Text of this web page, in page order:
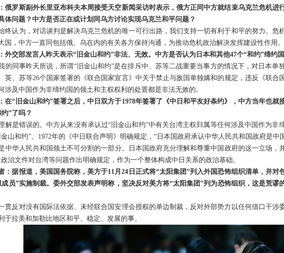
俄罗斯副外长里亚布科夫本周接受天空新闻采访时表示，俄方正同中方就结束乌克兰危机进
体问题？中方是否正在或计划同乌方讨论实现乌克兰和平问题？
终认为，对话谈判是解决乌克兰危机的唯一可行出路，我们支持一切有利于和平的努力。危
国，中方一直同包括俄、乌在内的有关各方保持沟通，为推动危机政治解决发挥建设性作用。
外交部发言人昨天表示“旧金山和约”非法、无效。中方是否认为日本和其他47个“和约”缔约
的同事昨天所说，所谓“旧金山和约”是在排斥中、苏等二战重要当事方的情况下，对日本单
英、苏等26个国家签署的《联合国家宣言》中关于禁止与敌国单独媾和的规定，违反《联合
涉及中国作为非缔约国的领土和主权权利的处置都是非法无效的。
在“旧金山和约”签署之后，中日双方于1978年签署了《中日和平友好条约》，中方当年也就
”了吗？
解是错误的。中方从来没有承认过“旧金山和约”中有关台湾主权归属等任何涉及中国作为非
山和约”。1972年的《中日联合声明》明确规定，“日本国政府承认中华人民共和国政府是中
中华人民共和国领土不可分割的一部分。日本国政府充分理解和尊重中国政府的这一立场，
治文件对台湾等问题作出明确规定，作为一个整体构成中日关系的政治基础。
：据报道，美国国务院称，美方于11月24日正式将“太阳集团”列入外国恐怖组织清单，并对
员”实施制裁。委外交部发表声明称，坚决反对美方将“太阳集团”列为恐怖组织，这是荒谬
贯反对没有国际法依据、未经联合国安理会授权的单边制裁，反对外部势力以任何借口干涉
于拉美和加勒比地区和平、稳定、发展的事。